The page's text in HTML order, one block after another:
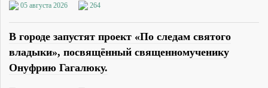
05 августа 2026 264
В городе запустят проект «По следам святого
владыки», посвящённый священномученику
Онуфрию Гагалюку.